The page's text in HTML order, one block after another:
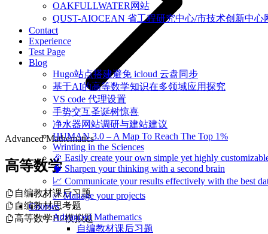
OAKFULLWATER网站
QUST-AIOCEAN 省工程研究中心/市技术创新中心
Contact
Experience
Test Page
Blog
Hugo站点搭建避免 icloud 云盘同步
基于AI的高等数学知识在多领域应用探究
VS code 代理设置
手势交互圣诞树惊喜
净水器网站调研与建站建议
HUMAN 3.0 – A Map To Reach The Top 1%
Wrinting in the Sciences
🎉 Easily create your own simple yet highly
🧠 Sharpen your thinking with a second brain
📈 Communicate your results effectively with the best
✅ Manage your projects
Courses
Advanced Mathematics
自编教材课后习题
Advanced Mathematics
高等数学
自编教材课后习题
自编教材思考题
高等数学H2模拟题